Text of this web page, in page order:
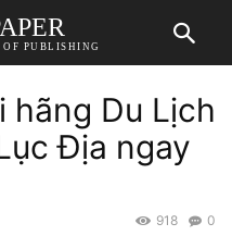
PUBLISHING
hãng Du Lịch
Địa ngay
0
918